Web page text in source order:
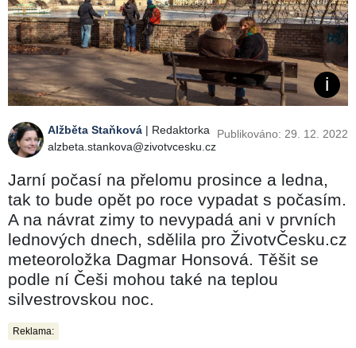
Alžběta Staňková | Redaktorka
alzbeta.stankova@zivotvcesku.cz
Publikováno: 29. 12. 2022
Jarní počasí na přelomu prosince a ledna,
tak to bude opět po roce vypadat s počasím.
A na návrat zimy to nevypadá ani v prvních
lednových dnech, sdělila pro ŽivotvČesku.cz
meteoroložka Dagmar Honsová. Těšit se
podle ní Češi mohou také na teplou
silvestrovskou noc.
Reklama: